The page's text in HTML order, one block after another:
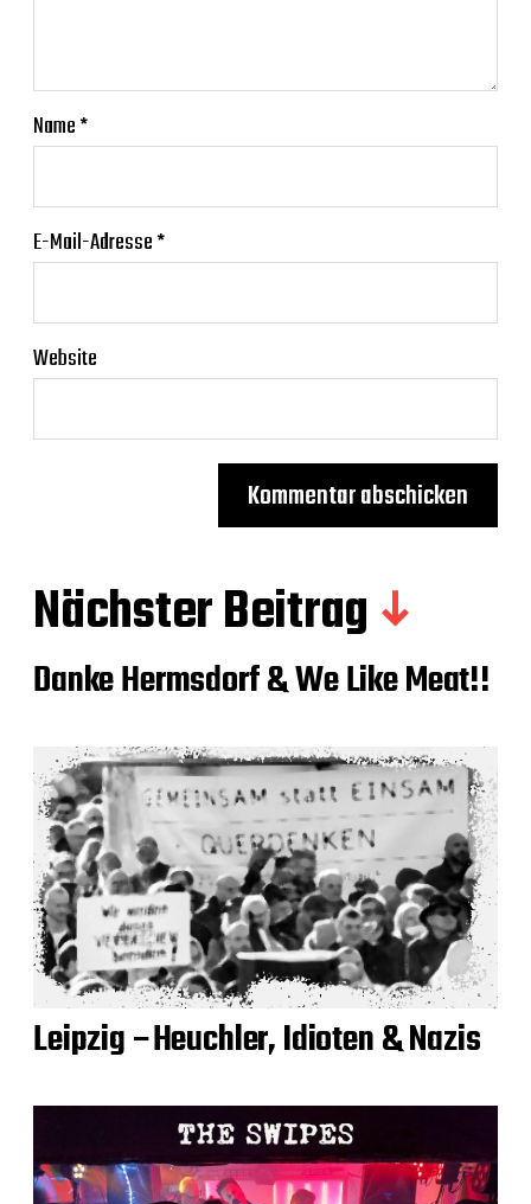
Name*
E-Mail-Adresse*
Website
Nächster Beitrag
Danke Hermsdorf & We Like Meat!!
Leipzig –Heuchler, Idioten & Nazis